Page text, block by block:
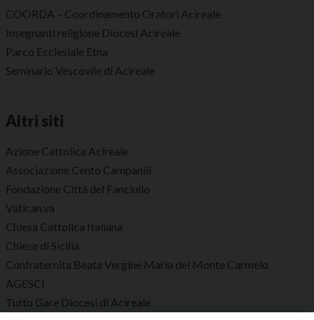
COORDA – Coordinamento Oratori Acireale
Insegnanti religione Diocesi Acireale
Parco Ecclesiale Etna
Seminario Vescovile di Acireale
Altri siti
Azione Cattolica Acireale
Associazione Cento Campanili
Fondazione Città del Fanciullo
Vatican.va
Chiesa Cattolica Italiana
Chiese di Sicilia
Confraternita Beata Vergine Maria del Monte Carmelo
AGESCI
Tutto Gare Diocesi di Acireale